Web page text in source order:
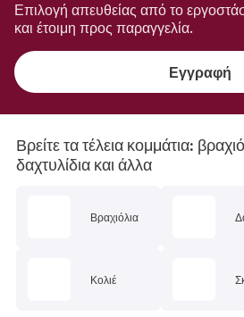
Επιλογή απευθείας από το
και έτοιμη προς παραγγελία.
Εγγραφή
Βρείτε τα τέλεια κομμάτια:
δαχτυλίδια και άλλα
Βραχιόλια
Κολιέ